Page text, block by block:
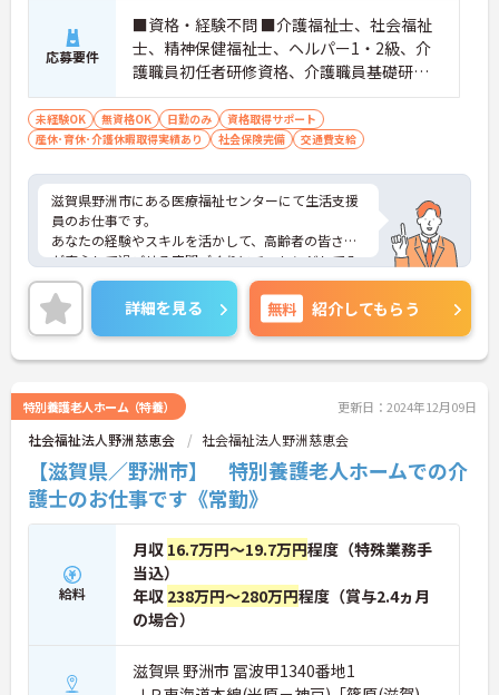
応募要件
■資格・経験不問 ■介護福祉士、社会福祉
士、精神保健福祉士、ヘルパー1・2級、介
護職員初任者研修資格、介護職員基礎研
修、実務者研修資格、保育士の資格をお持
ちの方歓迎（資格手当あり）
未経験OK 無資格OK 日勤のみ
資格取得サポート
産休･育休･介護休暇取得実績あり
社会保険完備 交通費支給
滋賀県野洲市にある医療福祉センターにて生活支援
員のお仕事です。
あなたの経験やスキルを活かして、高齢者の皆さま
が安心して過ごせる空間づくりにチャレンジしてみ
ませんか？
ご興味ある方には、面接対策ポイントなど、さらに
詳細をお話しいたしますのでお気軽にご相談くださ
い。
詳細を見る 無料 紹介してもらう
特別養護老人ホーム（特養） 更新日：2024年12月09日
社会福祉法人野洲慈恵会 社会福祉法人野洲慈恵会
【滋賀県／野洲市】 特別養護老人ホームでの介
護士のお仕事です《常勤》
給料
月収 16.7万円～19.7万円程度（特殊業務手
当込）
年収 238万円～280万円程度（賞与2.4ヵ月
の場合）
滋賀県 野洲市 冨波甲1340番地1